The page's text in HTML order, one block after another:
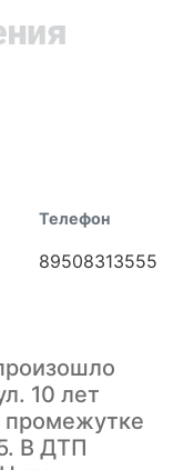
Телефон
89508313555
10 лет
промежутке
В ДТП